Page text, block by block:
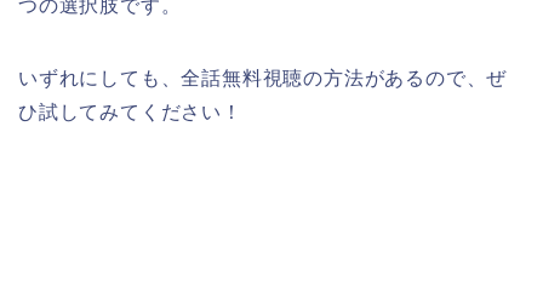
つの選択肢です。
いずれにしても、全話無料視聴の方法があるので、ぜ
ひ試してみてください！